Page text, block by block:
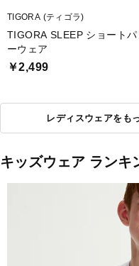
TIGORA (ティゴラ)
TIGORA SLEEP ショート
ーウェア
￥2,499
レディスウェアをも
キッズウェア ランキ